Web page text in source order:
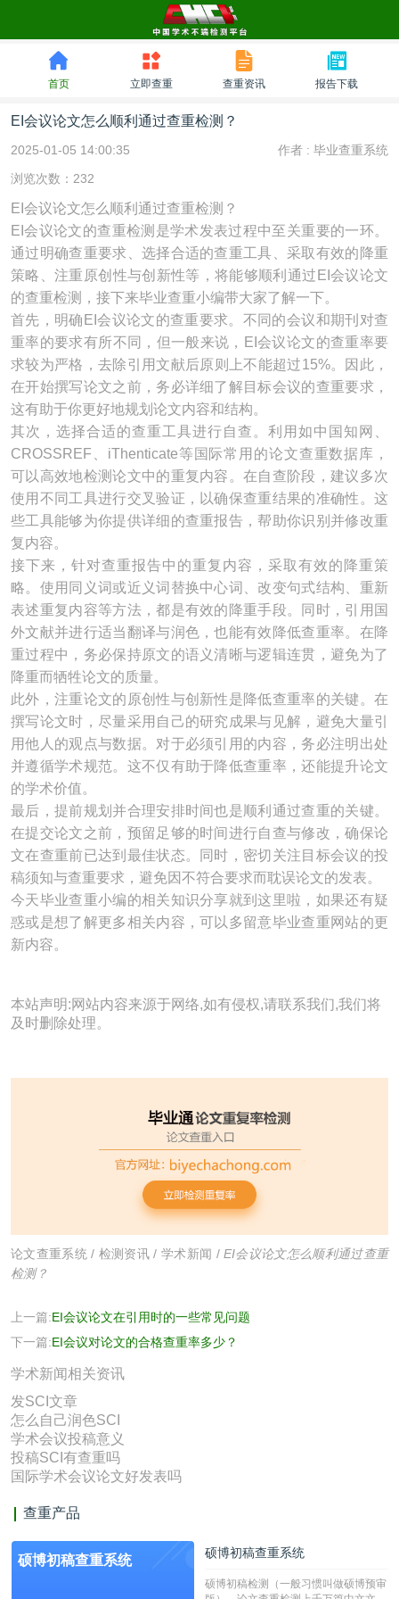
首页 立即查重 查重资讯 报告下载
EI会议论文怎么顺利通过查重检测？
2025-01-05 14:00:35 作者 : 毕业查重系统
浏览次数：232
EI会议论文怎么顺利通过查重检测？
EI会议论文的查重检测是学术发表过程中至关重要的一环。
通过明确查重要求、选择合适的查重工具、采取有效的降重
策略、注重原创性与创新性等，将能够顺利通过EI会议论文
的查重检测，接下来毕业查重小编带大家了解一下。
首先，明确EI会议论文的查重要求。不同的会议和期刊对查
重率的要求有所不同，但一般来说，EI会议论文的查重率要
求较为严格，去除引用文献后原则上不能超过15%。因此，
在开始撰写论文之前，务必详细了解目标会议的查重要求，
这有助于你更好地规划论文内容和结构。
其次，选择合适的查重工具进行自查。利用如中国知网、
CROSSREF、iThenticate等国际常用的论文查重数据库，
可以高效地检测论文中的重复内容。在自查阶段，建议多次
使用不同工具进行交叉验证，以确保查重结果的准确性。这
些工具能够为你提供详细的查重报告，帮助你识别并修改重
复内容。
接下来，针对查重报告中的重复内容，采取有效的降重策
略。使用同义词或近义词替换中心词、改变句式结构、重新
表述重复内容等方法，都是有效的降重手段。同时，引用国
外文献并进行适当翻译与润色，也能有效降低查重率。在降
重过程中，务必保持原文的语义清晰与逻辑连贯，避免为了
降重而牺牲论文的质量。
此外，注重论文的原创性与创新性是降低查重率的关键。在
撰写论文时，尽量采用自己的研究成果与见解，避免大量引
用他人的观点与数据。对于必须引用的内容，务必注明出处
并遵循学术规范。这不仅有助于降低查重率，还能提升论文
的学术价值。
最后，提前规划并合理安排时间也是顺利通过查重的关键。
在提交论文之前，预留足够的时间进行自查与修改，确保论
文在查重前已达到最佳状态。同时，密切关注目标会议的投
稿须知与查重要求，避免因不符合要求而耽误论文的发表。
今天毕业查重小编的相关知识分享就到这里啦，如果还有疑
惑或是想了解更多相关内容，可以多留意毕业查重网站的更
新内容。
本站声明:网站内容来源于网络,如有侵权,请联系我们,我们将
及时删除处理。
论文查重系统 / 检测资讯 / 学术新闻 / EI会议论文怎么顺利通过查重
检测？
上一篇:EI会议论文在引用时的一些常见问题
下一篇:EI会议对论文的合格查重率多少？
学术新闻相关资讯
发SCI文章
怎么自己润色SCI
学术会议投稿意义
投稿SCI有查重吗
国际学术会议论文好发表吗
查重产品
硕博初稿查重系统 硕博初稿查重系统
硕博初稿检测（一般习惯叫做硕博预审